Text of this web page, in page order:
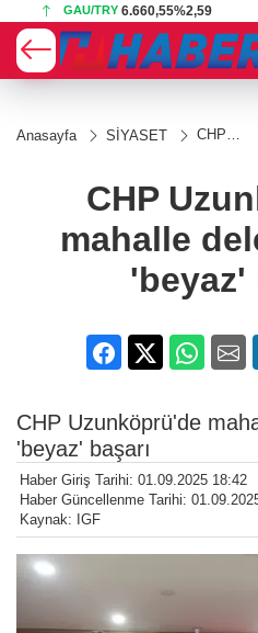
GAU/TRY 6.660,55%2,59
Anasayfa SİYASET
CHP
'beyaz'
CHP
mahalle
'beyaz'
CHP Uzunköprü'de
'beyaz' başarı
Haber Giriş Tarihi: 01.09.2025 18:42
Haber Güncellenme Tarihi:
Kaynak: IGF